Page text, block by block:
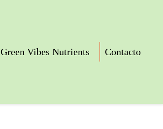
Green Vibes Nutrients Contacto